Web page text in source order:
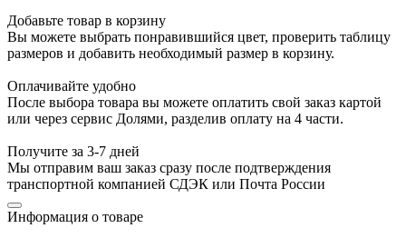
Добавьте товар в корзину
Вы можете выбрать понравившийся цвет, проверить таблицу
размеров и добавить необходимый размер в корзину.
Оплачивайте удобно
После выбора товара вы можете оплатить свой заказ картой
или через сервис Долями, разделив оплату на 4 части.
Получите за 3-7 дней
Мы отправим ваш заказ сразу после подтверждения
транспортной компанией СДЭК или Почта России
Информация о товаре